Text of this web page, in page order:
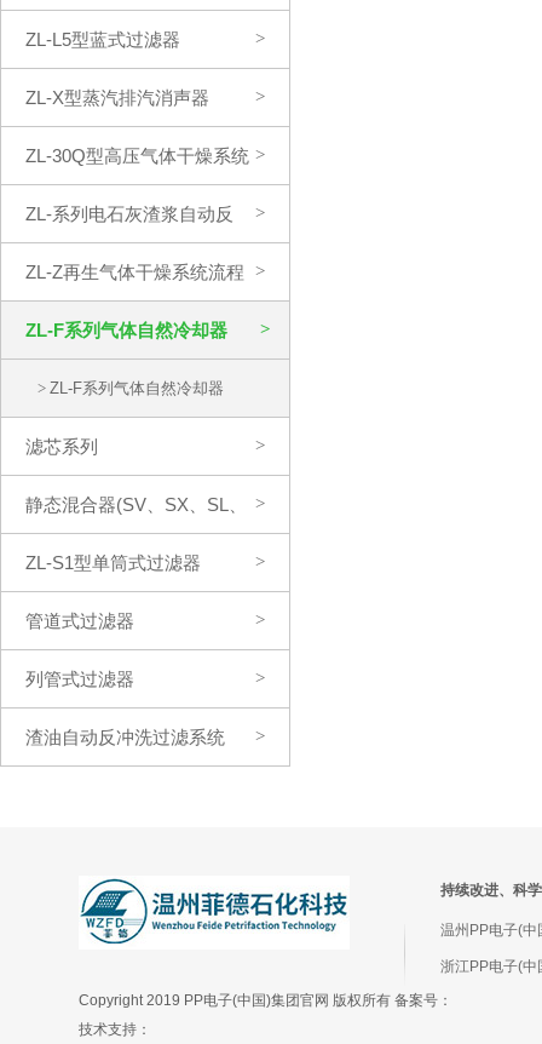
ZL-L5型蓝式过滤器 >
ZL-X型蒸汽排汽消声器 >
ZL-30Q型高压气体干燥系统 >
ZL-系列电石灰渣浆自动反
冲洗过滤系统
>
ZL-Z再生气体干燥系统流程 >
ZL-F系列气体自然冷却器 >
> ZL-F系列气体自然冷却器
滤芯系列 >
静态混合器(SV、SX、SL、
SH、SK型)
>
ZL-S1型单筒式过滤器 >
管道式过滤器 >
列管式过滤器 >
渣油自动反冲洗过滤系统 >
持续改进、科
温州PP电子(中
浙江PP电子(中
Copyright 2019 PP电子(中国)集团官网 版权所有 备案号：
技术支持：